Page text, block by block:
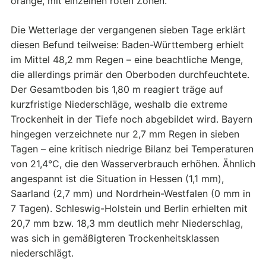
Die Wetterlage der vergangenen sieben Tage erklärt
diesen Befund teilweise: Baden-Württemberg erhielt
im Mittel 48,2 mm Regen – eine beachtliche Menge,
die allerdings primär den Oberboden durchfeuchtete.
Der Gesamtboden bis 1,80 m reagiert träge auf
kurzfristige Niederschläge, weshalb die extreme
Trockenheit in der Tiefe noch abgebildet wird. Bayern
hingegen verzeichnete nur 2,7 mm Regen in sieben
Tagen – eine kritisch niedrige Bilanz bei Temperaturen
von 21,4°C, die den Wasserverbrauch erhöhen. Ähnlich
angespannt ist die Situation in Hessen (1,1 mm),
Saarland (2,7 mm) und Nordrhein-Westfalen (0 mm in
7 Tagen). Schleswig-Holstein und Berlin erhielten mit
20,7 mm bzw. 18,3 mm deutlich mehr Niederschlag,
was sich in gemäßigteren Trockenheitsklassen
niederschlägt.